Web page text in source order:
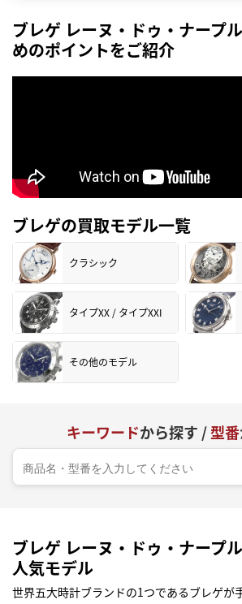
ブレゲ レーヌ・ドゥ・ナープ
めのポイントをご紹介
ブレゲの買取モデル一覧
クラシック
タイプXX / タイプXXI
その他のモデル
キーワードから探す /型番
ブレゲ レーヌ・ドゥ・ナープ
人気モデル
世界五大時計ブランドの1つであるブレゲが